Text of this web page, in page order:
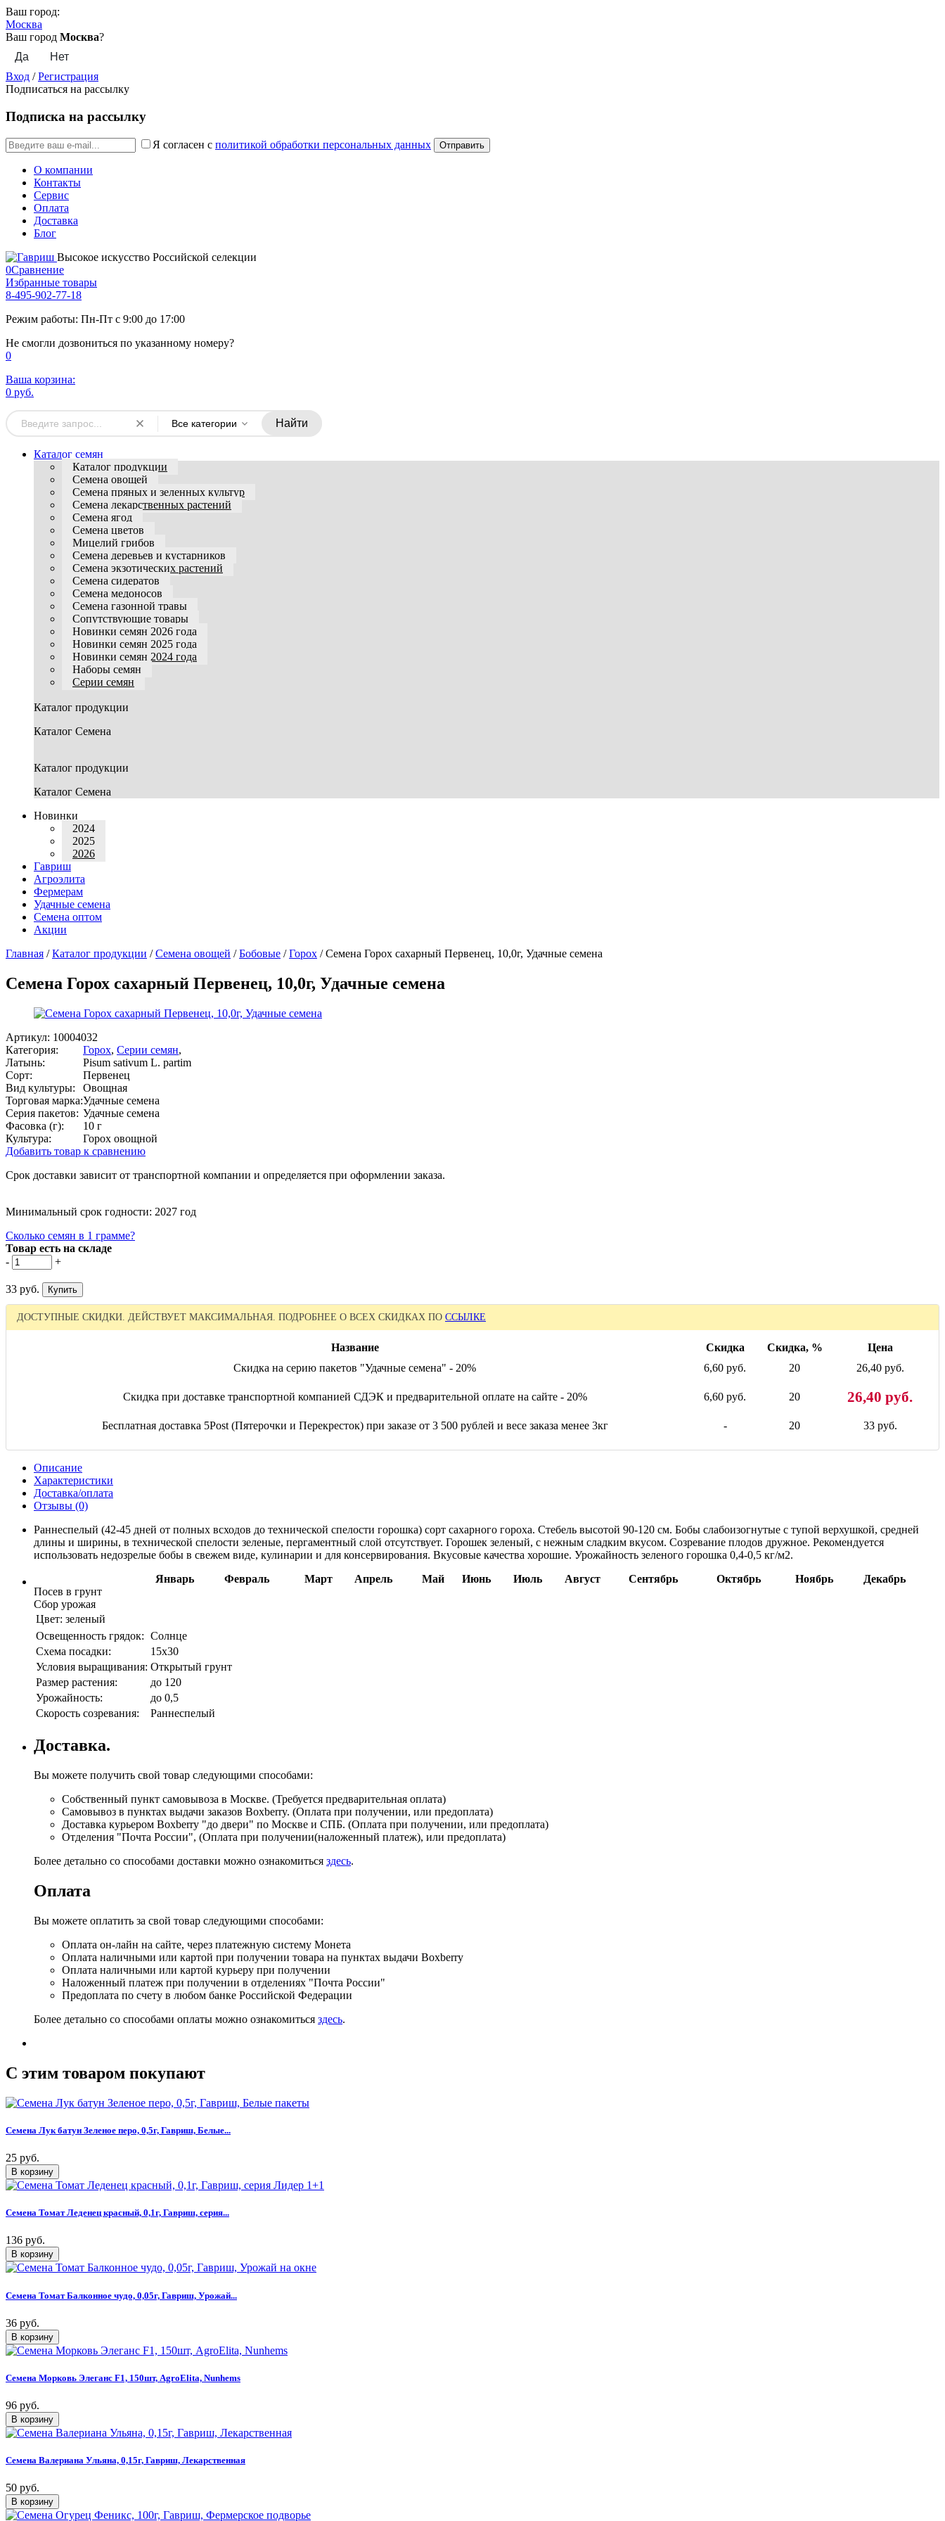
Ваш город:
Москва
Ваш город Москва?
Вход /Регистрация
Подписаться на рассылку
Подписка на рассылку
Я согласен с политикой обработки персональных данных
О компании
Контакты
Сервис
Оплата
Доставка
Блог
Высокое искусство Российской селекции
0Сравнение
Избранные товары
8-495-902-77-18
Режим работы: Пн-Пт с 9:00 до 17:00
Не смогли дозвониться по указанному номеру?
0
Ваша корзина:
0 руб.
Все категории Найти
Каталог семян
Каталог продукции
Семена овощей
Семена пряных и зеленных культур
Семена лекарственных растений
Семена ягод
Семена цветов
Мицелий грибов
Семена деревьев и кустарников
Семена экзотических растений
Семена сидератов
Семена медоносов
Семена газонной травы
Сопутствующие товары
Новинки семян 2026 года
Новинки семян 2025 года
Новинки семян 2024 года
Наборы семян
Серии семян
Каталог продукции
Каталог Семена
Каталог продукции
Каталог Семена
Новинки
2024
2025
2026
Гавриш
Агроэлита
Фермерам
Удачные семена
Семена оптом
Акции
Главная /Каталог продукции /Семена овощей /Бобовые /Горох /Семена Горох сахарный Первенец, 10,0г, Удачные семена
Семена Горох сахарный Первенец, 10,0г, Удачные семена
Артикул: 10004032
Категория:
Горох, Серии семян,
Латынь:
Pisum sativum L. partim
Сорт:
Первенец
Вид культуры:
Овощная
Торговая марка:Удачные семена
Серия пакетов: Удачные семена
Фасовка (г):
10 г
Культура:
Горох овощной
Добавить товар к сравнению
Срок доставки зависит от транспортной компании и определяется при оформлении заказа.
Минимальный срок годности: 2027 год
Сколько семян в 1 грамме?
Товар есть на складе
-
+
33 руб.
ДОСТУПНЫЕ СКИДКИ. ДЕЙСТВУЕТ МАКСИМАЛЬНАЯ. ПОДРОБНЕЕ О ВСЕХ СКИДКАХ ПО ССЫЛКЕ
Название Скидка Скидка, %
Цена
Скидка на серию пакетов "Удачные семена" - 20%
6,60 руб. 20 26,40 руб.
Скидка при доставке транспортной компанией СДЭК и предварительной оплате на сайте - 20% 6,60 руб. 20 26,40 руб.
Бесплатная доставка 5Post (Пятерочки и Перекресток) при заказе от 3 500 рублей и весе заказа менее 3кг - 20 33 руб.
Описание
Характеристики
Доставка/оплата
Отзывы (0)
Раннеспелый (42-45 дней от полных всходов до технической спелости горошка) сорт сахарного гороха. Стебель высотой 90-120 см. Бобы слабоизогнутые с тупой верхушкой, средней
длины и ширины, в технической спелости зеленые, пергаментный слой отсутствует. Горошек зеленый, с нежным сладким вкусом. Созревание плодов дружное. Рекомендуется
использовать недозрелые бобы в свежем виде, кулинарии и для консервирования. Вкусовые качества хорошие. Урожайность зеленого горошка 0,4-0,5 кг/м2.
Январь
Февраль Март Апрель Май Июнь Июль Август Сентябрь Октябрь Ноябрь
Декабрь
Посев в грунт
Сбор урожая
Цвет: зеленый
Освещенность грядок: Солнце
Схема посадки:
15х30
Условия выращивания: Открытый грунт
Размер растения:
до 120
Урожайность:
до 0,5
Скорость созревания:
Раннеспелый
Доставка.
Вы можете получить свой товар следующими способами:
Собственный пункт самовывоза в Москве. (Требуется предварительная оплата)
Самовывоз в пунктах выдачи заказов Boxberry. (Оплата при получении, или предоплата)
Доставка курьером Boxberry "до двери" по Москве и СПБ. (Оплата при получении, или предоплата)
Отделения "Почта России", (Оплата при получении(наложенный платеж), или предоплата)
Более детально со способами доставки можно ознакомиться здесь.
Оплата
Вы можете оплатить за свой товар следующими способами:
Оплата он-лайн на сайте, через платежную систему Монета
Оплата наличными или картой при получении товара на пунктах выдачи Boxberry
Оплата наличными или картой курьеру при получении
Наложенный платеж при получении в отделениях "Почта России"
Предоплата по счету в любом банке Российской Федерации
Более детально со способами оплаты можно ознакомиться здесь.
C этим товаром покупают
Семена Лук батун Зеленое перо, 0,5г, Гавриш, Белые...
25 руб.
Семена Томат Леденец красный, 0,1г, Гавриш, серия...
136 руб.
Семена Томат Балконное чудо, 0,05г, Гавриш, Урожай...
36 руб.
Семена Морковь Элеганс F1, 150шт, AgroElita, Nunhems
96 руб.
Семена Валериана Ульяна, 0,15г, Гавриш, Лекарственная
50 руб.